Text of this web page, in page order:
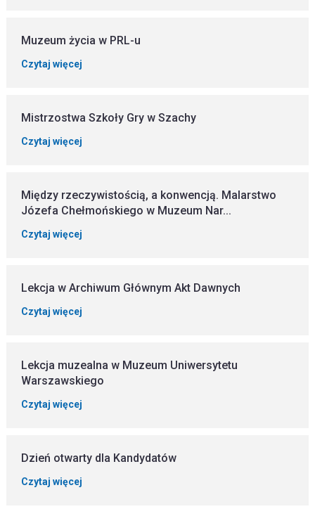
Muzeum życia w PRL-u
Czytaj więcej
Mistrzostwa Szkoły Gry w Szachy
Czytaj więcej
Między rzeczywistością, a konwencją. Malarstwo
Józefa Chełmońskiego w Muzeum Nar...
Czytaj więcej
Lekcja w Archiwum Głównym Akt Dawnych
Czytaj więcej
Lekcja muzealna w Muzeum Uniwersytetu
Warszawskiego
Czytaj więcej
Dzień otwarty dla Kandydatów
Czytaj więcej